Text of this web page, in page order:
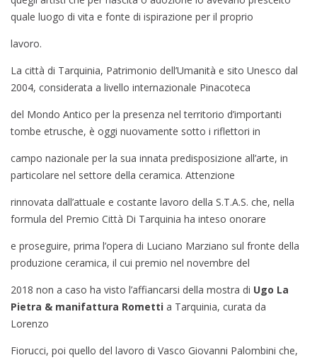
quale luogo di vita e fonte di ispirazione per il proprio
lavoro.
La città di Tarquinia, Patrimonio dell’Umanità e sito Unesco dal
2004, considerata a livello internazionale Pinacoteca
del Mondo Antico per la presenza nel territorio d’importanti
tombe etrusche, è oggi nuovamente sotto i riflettori in
campo nazionale per la sua innata predisposizione all’arte, in
particolare nel settore della ceramica. Attenzione
rinnovata dall’attuale e costante lavoro della S.T.A.S. che, nella
formula del Premio Città Di Tarquinia ha inteso onorare
e proseguire, prima l’opera di Luciano Marziano sul fronte della
produzione ceramica, il cui premio nel novembre del
2018 non a caso ha visto l’affiancarsi della mostra di Ugo La
Pietra & manifattura Rometti a Tarquinia, curata da
Lorenzo
Fiorucci, poi quello del lavoro di Vasco Giovanni Palombini che,